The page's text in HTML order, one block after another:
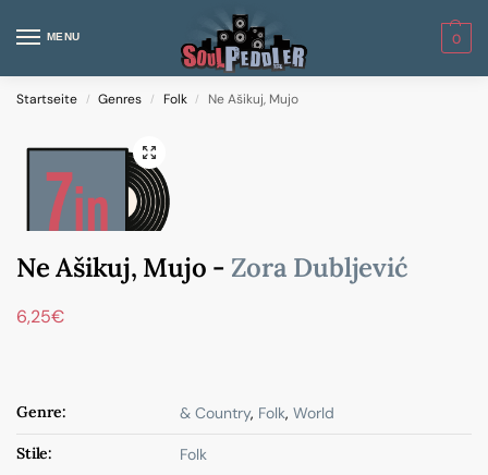
MENU 0
Startseite / Genres / Folk / Ne Ašikuj, Mujo
Ne Ašikuj, Mujo - Zora Dubljević
6,25€
Genre: & Country, Folk, World
Stile: Folk